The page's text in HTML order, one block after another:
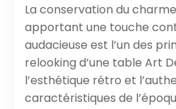
La conservation du
apportant une touche
audacieuse est l’un des
relooking d’une table Art
l’esthétique rétro et
caractéristiques de